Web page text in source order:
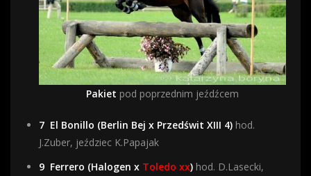
Pakiet pod poprzednim jeźdźcem
7 El Bonillo (Berlin Bej x Przedświt XIII 4) hod.
J.Zuber, jeździec K.Papajak
9 Ferrero (Halogen x Toledo xx) hod. D.Lasecki,